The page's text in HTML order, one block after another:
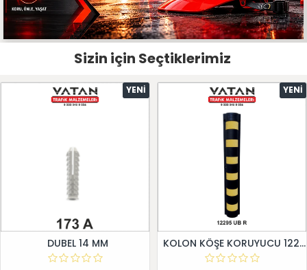
Sizin için Seçtiklerimiz
YENI
DUBEL 14 MM
YENI
KOLON KÖŞE KORUYUCU 12295 UB R